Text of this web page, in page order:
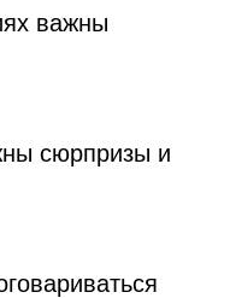
важны
сюрпризы и